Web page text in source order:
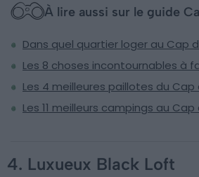
À lire aussi sur le guide
Dans quel quartier loger au Cap
Les 8 choses incontournables à
Les 4 meilleures paillotes du Cap
Les 11 meilleurs campings au Cap
4. Luxueux Black Loft